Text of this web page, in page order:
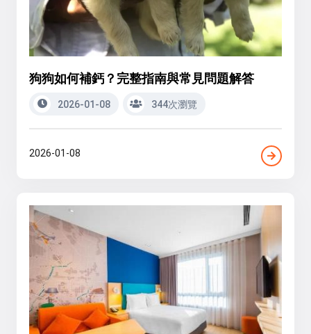
狗狗如何補鈣？完整指南與常見問題解答
2026-01-08 344次瀏覽
2026-01-08